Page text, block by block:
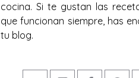
cocina. Si te gustan las
que funcionan siempre, has
tu blog.